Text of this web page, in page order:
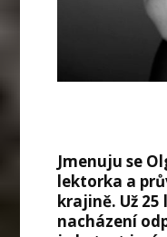
Jmenuju se
lektorka a
krajině. Už
nacházení